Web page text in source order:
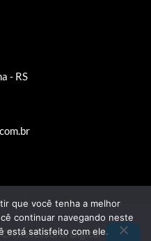
- RS​
Assessoria Digital
que você tenha a melhor
continuar navegando neste
está satisfeito com ele.